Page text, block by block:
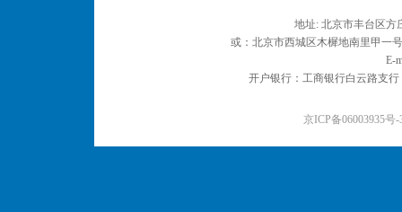
地址: 北京市丰台区
或：北京市西城区木樨地南里甲一
E-
开户银行：工商银行白云路支
京ICP备06003935号-